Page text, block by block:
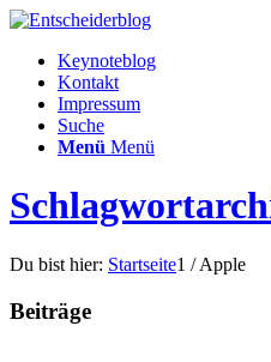
Keynoteblog
Kontakt
Impressum
Suche
Menü Menü
Du bist hier: Startseite1 / Apple
Beiträge